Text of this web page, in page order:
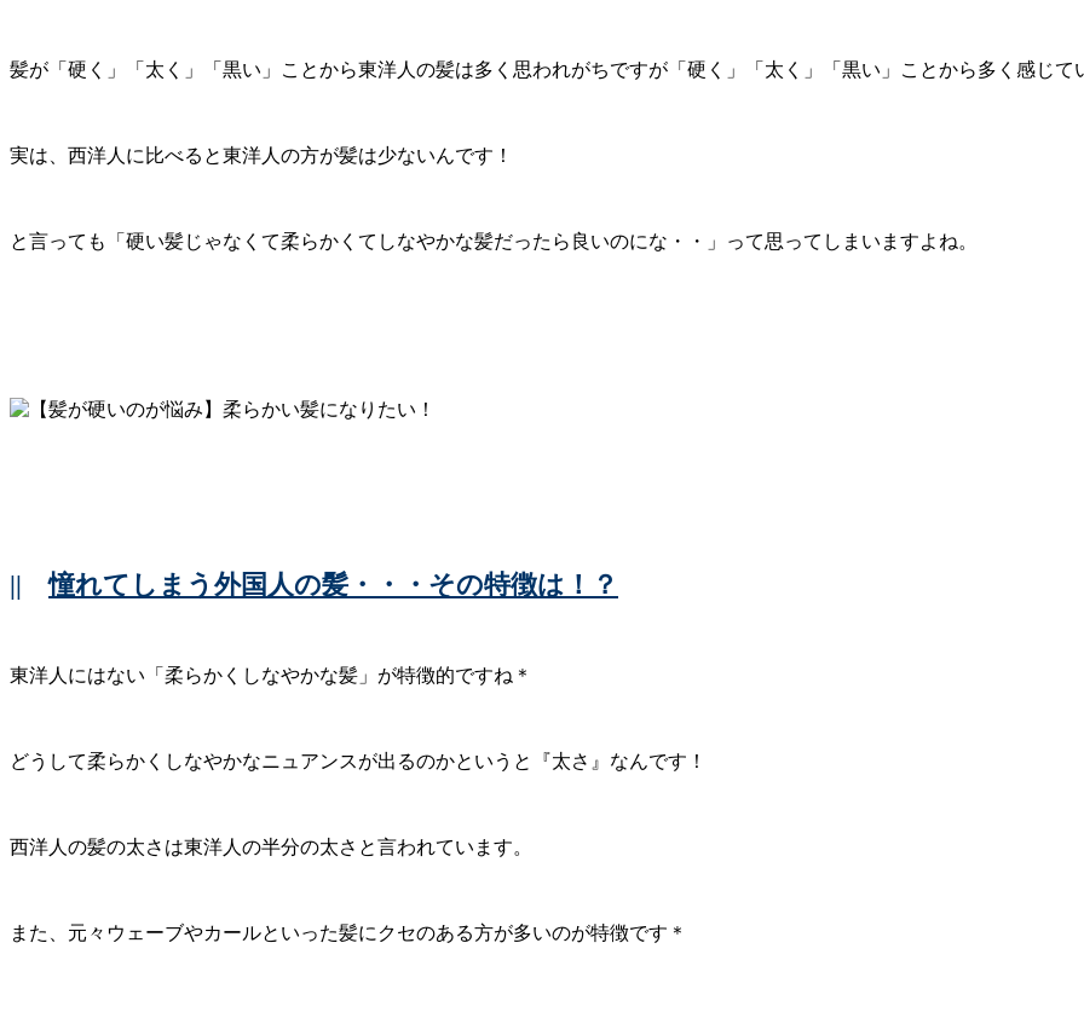
髪が「硬く」「太く」「黒い」ことから東洋人の髪は多く思われがちですが「硬く」「太く」「黒い」ことから多く感じて
実は、西洋人に比べると東洋人の方が髪は少ないんです！
と言っても「硬い髪じゃなくて柔らかくてしなやかな髪だったら良いのにな・・」って思ってしまいますよね。
||憧れてしまう外国人の髪・・・その特徴は！？
東洋人にはない「柔らかくしなやかな髪」が特徴的ですね＊
どうして柔らかくしなやかなニュアンスが出るのかというと『太さ』なんです！
西洋人の髪の太さは東洋人の半分の太さと言われています。
また、元々ウェーブやカールといった髪にクセのある方が多いのが特徴です＊